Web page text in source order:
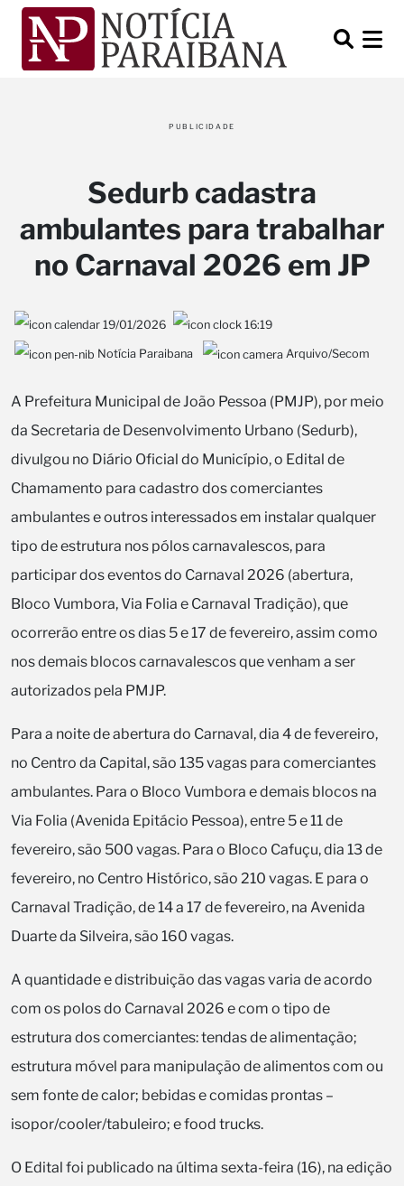
PUBLICIDADE
Sedurb cadastra
ambulantes para trabalhar
no Carnaval 2026 em JP
19/01/2026 16:19
Notícia Paraibana Arquivo/Secom
A Prefeitura Municipal de João Pessoa (PMJP), por meio
da Secretaria de Desenvolvimento Urbano (Sedurb),
divulgou no Diário Oficial do Município, o Edital de
Chamamento para cadastro dos comerciantes
ambulantes e outros interessados em instalar qualquer
tipo de estrutura nos pólos carnavalescos, para
participar dos eventos do Carnaval 2026 (abertura,
Bloco Vumbora, Via Folia e Carnaval Tradição), que
ocorrerão entre os dias 5 e 17 de fevereiro, assim como
nos demais blocos carnavalescos que venham a ser
autorizados pela PMJP.
Para a noite de abertura do Carnaval, dia 4 de fevereiro,
no Centro da Capital, são 135 vagas para comerciantes
ambulantes. Para o Bloco Vumbora e demais blocos na
Via Folia (Avenida Epitácio Pessoa), entre 5 e 11 de
fevereiro, são 500 vagas. Para o Bloco Cafuçu, dia 13 de
fevereiro, no Centro Histórico, são 210 vagas. E para o
Carnaval Tradição, de 14 a 17 de fevereiro, na Avenida
Duarte da Silveira, são 160 vagas.
A quantidade e distribuição das vagas varia de acordo
com os polos do Carnaval 2026 e com o tipo de
estrutura dos comerciantes: tendas de alimentação;
estrutura móvel para manipulação de alimentos com ou
sem fonte de calor; bebidas e comidas prontas –
isopor/cooler/tabuleiro; e food trucks.
O Edital foi publicado na última sexta-feira (16), na edição